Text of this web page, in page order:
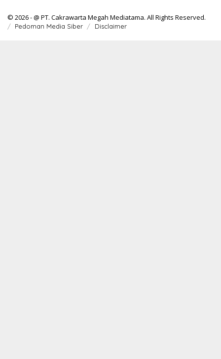
© 2026 - @ PT. Cakrawarta Megah Mediatama. All Rights Reserved.
Pedoman Media Siber Disclaimer